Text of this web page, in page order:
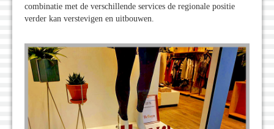
combinatie met de verschillende services de regionale positie
verder kan verstevigen en uitbouwen.